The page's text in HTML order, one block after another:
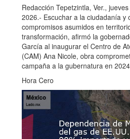
Redacción Tepetzintla, Ver.,
2026.- Escuchar a la ciudadanía y
compromisos asumidos en
transformación, afirmó la
García al inaugurar el Centro de
(CAM) Ana Nicole, obra
campaña a la gubernatura en
Hora Cero